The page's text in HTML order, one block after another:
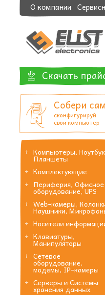
О компании
Скачать
Собери сам
сконфигурируй
свой компьютер
Компьютеры,
Планшеты
Комплектующие
Периферия, Офисное
оборудование, UPS
Web-камеры,
Наушники,
Носители
Клавиатуры,
Манипуляторы
Сетевое
оборудование,
модемы, IP-камеры
Серверы и Системы
хранения данных